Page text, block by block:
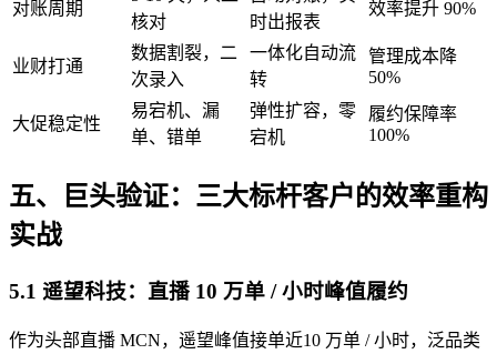
对账周期
核对
时出报表
效率提升 90%
业财打通
数据割裂，二
次录入
一体化自动流
转
管理成本降
50%
大促稳定性
易宕机、漏
单、错单
弹性扩容，零
宕机
履约保障率
100%
五、巨头验证：三大标杆客户的效率重构
实战
5.1 遥望科技：直播 10 万单 / 小时峰值履约
作为头部直播 MCN，遥望峰值接单近10 万单 / 小时，泛品类